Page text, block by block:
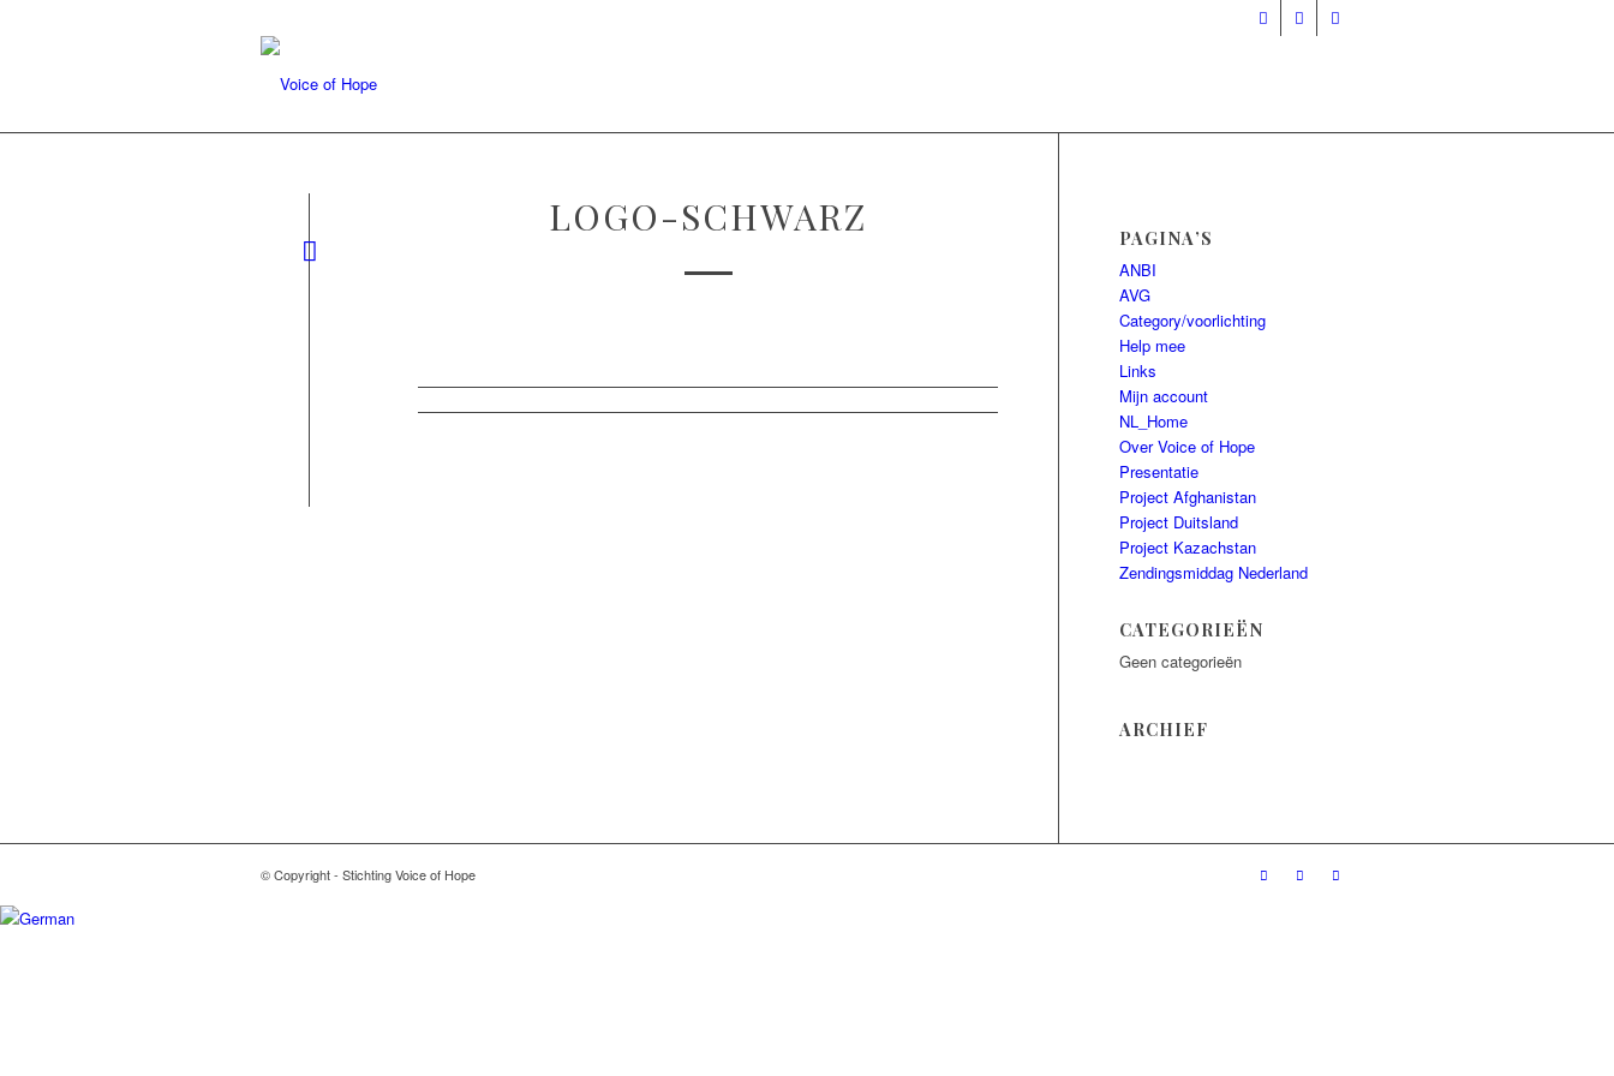
LOGO-SCHWARZ
PAGINA’S
ANBI
AVG
Category/voorlichting
Help mee
Links
Mijn account
NL_Home
Over Voice of Hope
Presentatie
Project Afghanistan
Project Duitsland
Project Kazachstan
Zendingsmiddag Nederland
CATEGORIEËN
Geen categorieën
ARCHIEF
© Copyright - Stichting Voice of Hope